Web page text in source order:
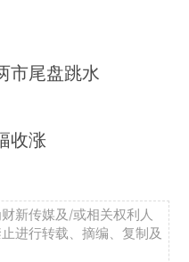
市尾盘跳水
收涨
新传媒及/或相关权利人
进行转载、摘编、复制及